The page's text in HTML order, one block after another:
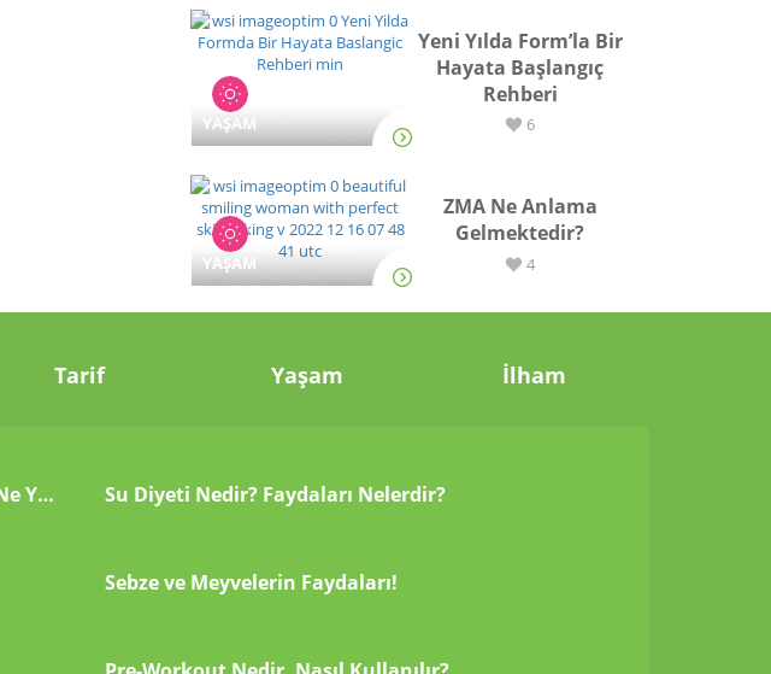
YAŞAM
Yeni Yılda Form’la Bir
Hayata Başlangıç
Rehberi
6
YAŞAM
ZMA Ne Anlama
Gelmektedir?
4
Tarif Yaşam İlham
Çok Fazla Tuzlu Yiyecek Tükettikten Sonra Ne Yapmalı? Su Diyeti Nedir? Faydaları Nelerdir?
Sebze ve Meyvelerin Faydaları!